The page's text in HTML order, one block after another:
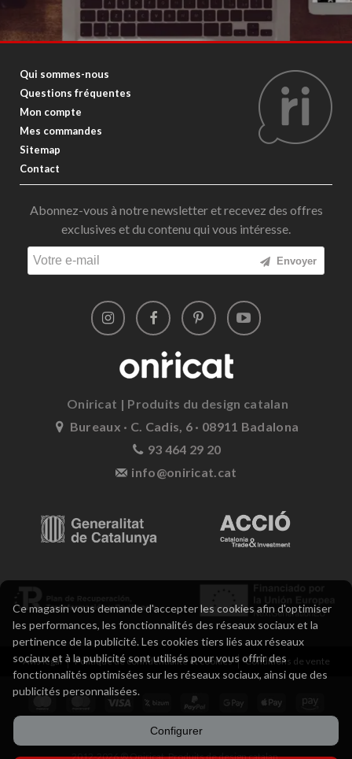
Qui sommes-nous
Questions fréquentes
Mon compte
Mes commandes
Sitemap
Contact
Abonnez-vous à notre newsletter et recevez des offres
exclusives et du contenu qui vous intéresse.
Envoyer
Oniricat | Produits du design catalan
Bureaux · C. Cadis, 6 · 08911 Badalona
93 464 29 20
info@oniricat.cat
Avis légal Politique de confidentialité et cookies Conditions de vente
2012-2026 ® Oniricat. Produits de design catalan.
Ce magasin vous demande d'accepter les cookies afin d'optimiser
les performances, les fonctionnalités des réseaux sociaux et la
pertinence de la publicité. Les cookies tiers liés aux réseaux
sociaux et à la publicité sont utilisés pour vous offrir des
fonctionnalités optimisées sur les réseaux sociaux, ainsi que des
publicités personnalisées.
Configurer